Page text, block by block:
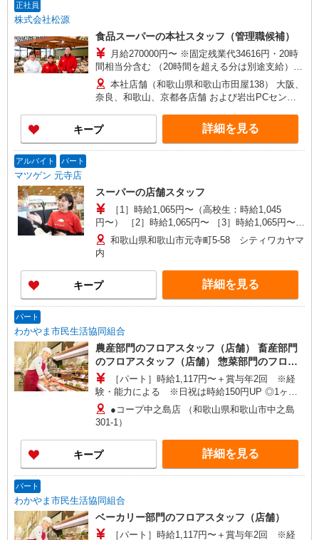
正社員
株式会社松源
食品スーパーの本社スタッフ（管理職候補）
月給270000円〜 ※固定残業代34616円・20時
間相当分含む （20時間を超える分は別途支給）
※経験等を考慮させていただきます ■賞与：年2回
（6月・12月） ■昇給：年2回（6月・12月）
本社店舗（和歌山県和歌山市田屋138） 大阪、
奈良、和歌山、京都各店舗 および岩出PCセンタ
します。 人事異動：あり ・転居を伴う異動あり
（広域型） 全エリア内での店舗異動あり／職種
全般での異動可能 ・転居を伴う異動なし（地域限
キープ 詳細を見る
アルバイト パート
マツゲン 元寺店
スーパーの店舗スタッフ
［1］時給1,065円〜（高校生：時給1,045
円〜） ［2］時給1,065円〜 ［3］時給1,065円〜
※パートは日・祝時給100円UP
和歌山県和歌山市元寺町5-58 シティワカヤマ
内
キープ 詳細を見る
パート
わかやま市民生活協同組合
農産部門のフロアスタッフ（店舗） 畜産部門
のフロアスタッフ（店舗） 惣菜部門のフロア
スタッフ（店舗）
［パート］時給1,117円〜＋賞与年2回 ※経
験・能力による ※日祝は時給150円UP ◎1ヶ月
の平均時給例◎※パート 時給1,117円〜＋賞与年2
回
●コープ中之島店 （和歌山県和歌山市中之島
301-1）
キープ 詳細を見る
パート
わかやま市民生活協同組合
ベーカリー部門のフロアスタッフ（店舗）
［パート］時給1,117円〜＋賞与年2回 ※経